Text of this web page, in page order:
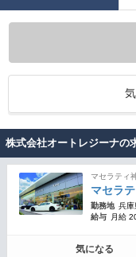
株式会社オートレジーナの
マセラティ
マセラ
勤務地 兵庫
給与
月給
気になる